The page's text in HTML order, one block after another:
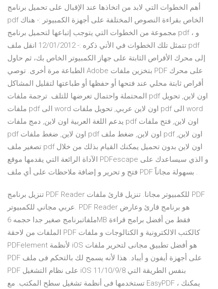
أهم الخطوات التي لابد من اتخاذها عند الإقبال على تحميل برنامج
pdf الخاص بقراءة النصوص المختلفة على أجهزة الكمبيوتر :- هناك
مجموعة من الخطوات التي يتوجب إتباعها لتحميل برنامج pdf ، و
تتمثل تلك الخطوات في الأتي ذكره :- 12/01/2012 انقل ملف pdf
إلى محرك الأقراص الثابتة على جهاز الكمبيوتر الخاص بك، ثم حاول
الطباعة مرة أخرى. توصي Adobe بتخزين ملفات PDF على محرك
أقراص ثابتة محلي عند فتحها أو حفظها أو طباعتها لتقليل المشاكل
المحتملة واحتمال تعرضها للتلف. ترجمة ملفات pdf اون لاين, تحويل
ملفات pdf الى word اون لاين عربي, تحويل ملفات pdf الى word
يدعم اللغة العربية اون لاين, دمج ملفات pdf اون لاين, فتح ملفات
pdf اون لاين, ضغط ملفات pdf اون لاين, ضغط ملف pdf اون لاين,
تصغير ملف pdf اون لاين بدون تحميل يمكنك القيام بذلك من خلال
اﻵداة الرائعة التي يقدمها موقع PDFescape و الذي سيساعدك على
فتح و تحرير و إضافة ملاحظات على أي ملف PDF بسهولة مجاناً .
تنزيل برنامج PDF Reader للكمبيوتر مجانا. تنزيل قارئ ملفات PDF
عربي مجاني للكمبيوتر. PDF Reader هو برنامج قارئ وعارض
ملفاتبرنامج صغير جدا حجمه 6MB فقط من أفضل برامج قراءة
الملفات من لاحقة PDF كالكتب الالكترونية و الكتالوجات و ملفات
PDFelement لأنظمة iOS هو أفضل تطبيق مجانى لتحرير ملفات
PDF على أجهزة أيفون و أيباد. هذا لأنه يسمح لك بالتحكم فى ملف
PDF على نظام التشغيل iOS 11/10/9/8 بنفس الطريقة التي
تستخدمها فى أنظمة تشغيل سطح المكتب. مع EasyPDF ، يمكنك